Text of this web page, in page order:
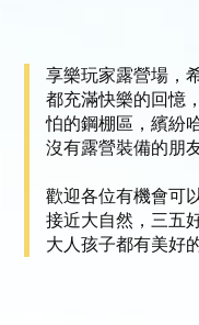
享樂玩家露營場，
都充滿快樂的回憶
怕的鋼棚區，繽紛
沒有露營裝備的朋友
歡迎各位有機會可
接近大自然，三五
大人孩子都有美好